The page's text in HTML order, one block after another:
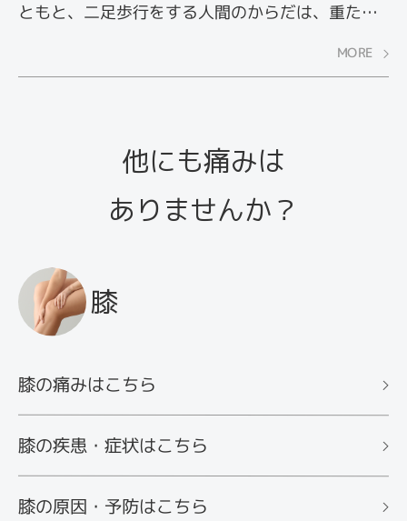
ともと、二足歩行をする人間のからだは、重たい
の生活に取り入れたい肩こり改善法。その中から
ご紹介します。
MORE
他にも痛みは
ありませんか？
膝
膝の痛みはこちら
膝の疾患・症状はこちら
膝の原因・予防はこちら